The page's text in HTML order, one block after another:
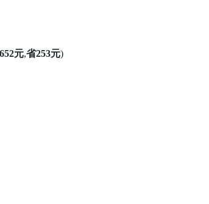
元,省253元)